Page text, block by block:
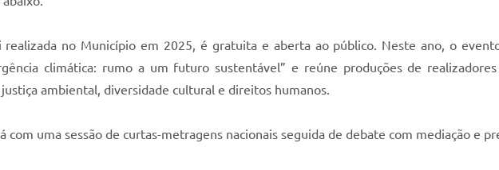
no Município em 2025, é gratuita e aberta ao público. Neste ano, o
climática: rumo a um futuro sustentável” e reúne produções de
ambiental, diversidade cultural e direitos humanos.
com uma sessão de curtas-metragens nacionais seguida de debate com mediação e